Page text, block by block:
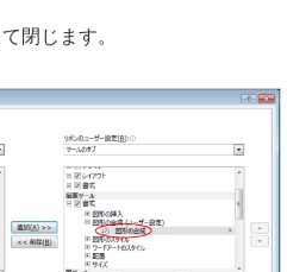
閉じます。